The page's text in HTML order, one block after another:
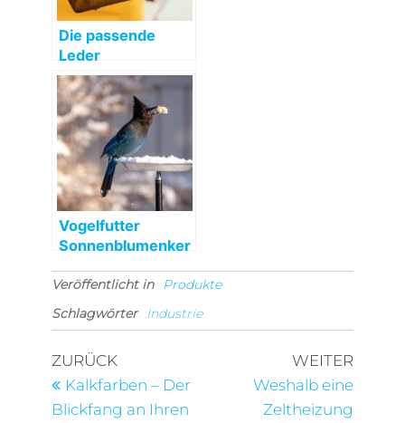
Die passende
Leder
Umhängetasche
Damen
Vogelfutter
Sonnenblumenker
Veröffentlicht in
Produkte
Schlagwörter
Industrie
Beitragsnavigation
Vorheriger
Beitrag
ZURÜCK
Kalkfarben – Der
Blickfang an Ihren
WEITER
Weshalb eine
Zeltheizung